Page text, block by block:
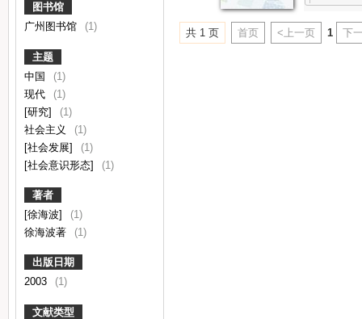
图书馆
广州图书馆
(1)
主题
中国
(1)
现代
(1)
[研究]
(1)
社会主义
(1)
[社会发展]
(1)
[社会意识形态]
(1)
著者
[徐海波]
(1)
徐海波著
(1)
出版日期
2003
(1)
文献类型
共 1 页 首页 <上一页 1 下